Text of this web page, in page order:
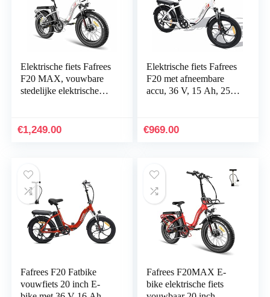
Elektrische fiets Fafrees
F20 MAX, vouwbare
stedelijke elektrische
eletrische…
€1,249.00
Elektrische fiets Fafrees
F20 met afneembare
accu, 36 V, 15 Ah, 25
sneeuw…
€969.00
Fafrees F20 Fatbike
vouwfiets 20 inch E-
Fafrees F20MAX E-
bike elektrische fiets